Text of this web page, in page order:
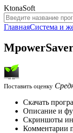
KtonaSoft
ГлавнаяСистема и
Поставить оценку
Скачать
Описание и
Скриншоты
Комментарии